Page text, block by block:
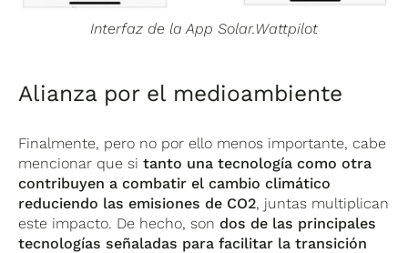
Interfaz de la App Solar.Wattpilot
Alianza por el medioambiente
Finalmente, pero no por ello menos importante, cabe
mencionar que sitanto una tecnología como otra
contribuyen a combatir el cambio climático
reduciendo las emisiones de CO2, juntas multiplican
este impacto. De hecho, son dos de las principales
tecnologías señaladas para facilitar la transición